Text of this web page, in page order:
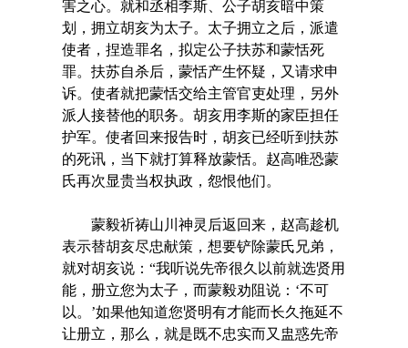
害之心。就和丞相李斯、公子胡亥暗中策
划，拥立胡亥为太子。太子拥立之后，派遣
使者，捏造罪名，拟定公子扶苏和蒙恬死
罪。扶苏自杀后，蒙恬产生怀疑，又请求申
诉。使者就把蒙恬交给主管官吏处理，另外
派人接替他的职务。胡亥用李斯的家臣担任
护军。使者回来报告时，胡亥已经听到扶苏
的死讯，当下就打算释放蒙恬。赵高唯恐蒙
氏再次显贵当权执政，怨恨他们。
蒙毅祈祷山川神灵后返回来，赵高趁机
表示替胡亥尽忠献策，想要铲除蒙氏兄弟，
就对胡亥说：“我听说先帝很久以前就选贤用
能，册立您为太子，而蒙毅劝阻说：‘不可
以。’如果他知道您贤明有才能而长久拖延不
让册立，那么，就是既不忠实而又盅惑先帝